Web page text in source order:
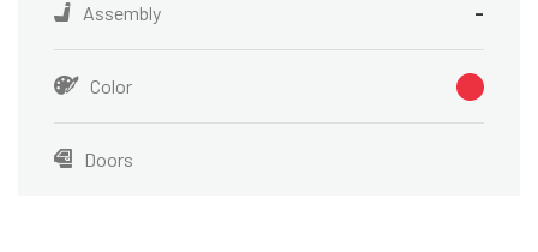
Assembly -
Color
Doors